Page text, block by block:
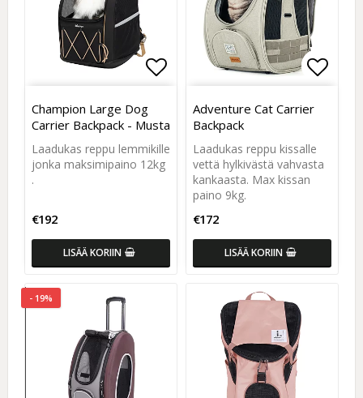
Add to list of favorites
Add to list of favorites
Champion Large Dog
Carrier Backpack - Musta
Laadukas reppu lemmikille
jonka maksimipaino 12kg
.
€192
LISÄÄ KORIIN
Adventure Cat Carrier
Backpack
Laadukas reppu kissalle
vettä hylkivästä vahvasta
kankaasta. Max kissan
paino 9kg.
€172
LISÄÄ KORIIN
- 19%